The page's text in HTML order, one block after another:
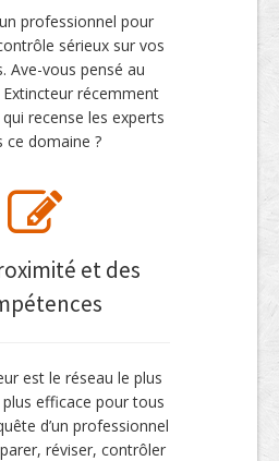
professionnel pour
sérieux sur vos
Ave-vous pensé au
récemment
recense les experts
ce domaine ?
et des
est le réseau le plus
efficace pour tous
d’un professionnel
réviser, contrôler